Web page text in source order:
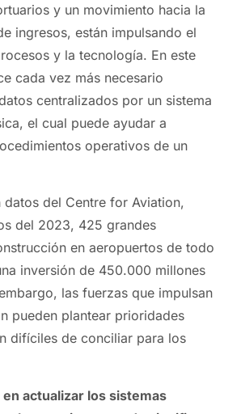
y un movimiento hacia la
ingresos, están impulsando el
y la tecnología. En este
cada vez más necesario
centralizados por un sistema
el cual puede ayudar a
operativos de un
del Centre for Aviation,
del 2023, 425 grandes
en aeropuertos de todo
inversión de 450.000 millones
las fuerzas que impulsan
pueden plantear prioridades
difíciles de conciliar para los
actualizar los sistemas